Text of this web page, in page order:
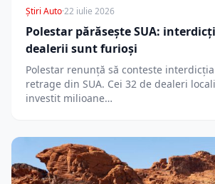
Știri Auto·22 iulie 2026
Polestar părăsește SUA:
dealerii sunt furioși
Polestar renunță să conteste
retrage din SUA. Cei 32 de dealeri
investit milioane…